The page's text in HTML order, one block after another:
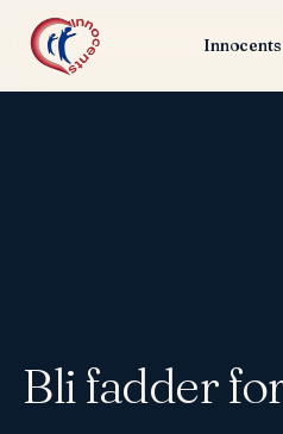
Innocents
Bli fadder